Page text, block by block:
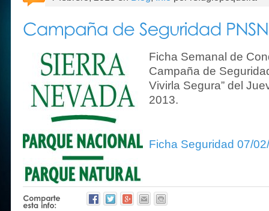
Ficha Semanal de
Campaña de
Vivirla Segura” del
2013.
Ficha Seguridad 07/